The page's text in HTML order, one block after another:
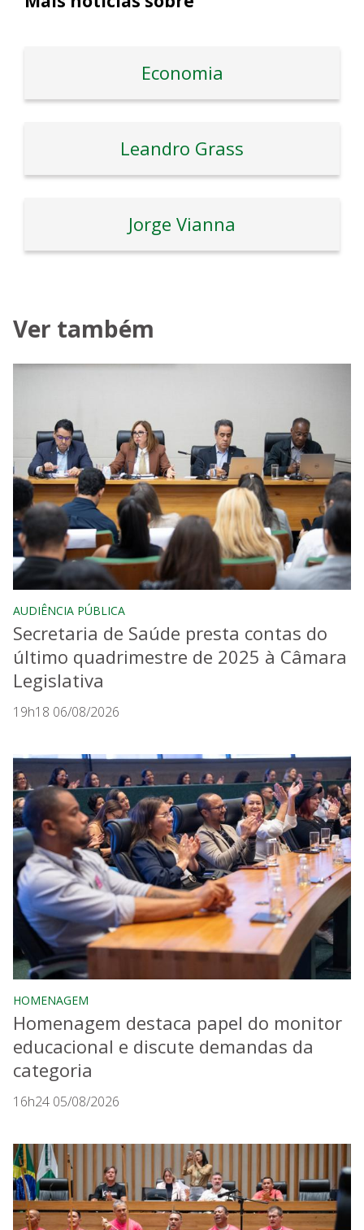
Economia
Leandro Grass
Jorge Vianna
Ver também
AUDIÊNCIA PÚBLICA
Secretaria de Saúde presta contas do
último quadrimestre de 2025 à Câmara
Legislativa
19h18 06/08/2026
HOMENAGEM
Homenagem destaca papel do monitor
educacional e discute demandas da
categoria
16h24 05/08/2026